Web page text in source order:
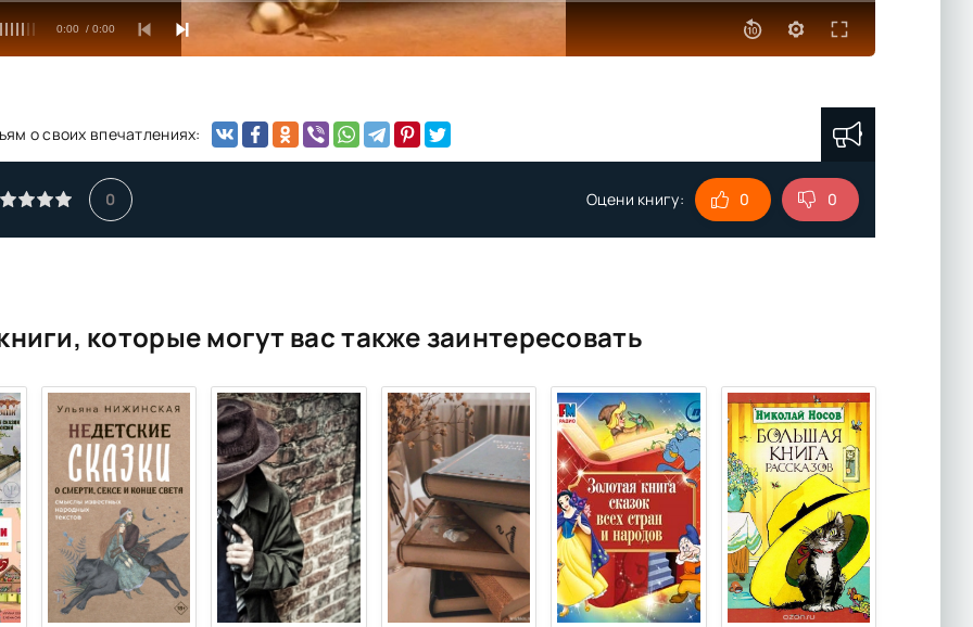
0:00 / 0:00
о своих впечатлениях:
0 Оцени книгу: 0 0
которые могут вас также заинтересовать